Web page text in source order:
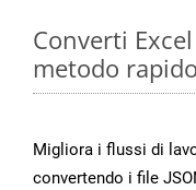
Converti
metodo
Migliora i flussi di
convertendo i file